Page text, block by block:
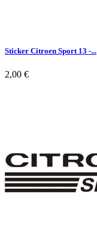
Sticker Citroen Sport 13 -...
2,00 €